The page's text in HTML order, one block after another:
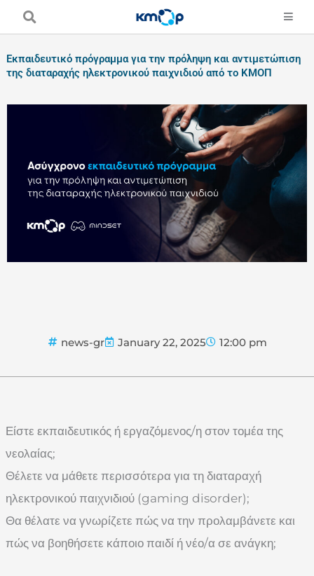
Εκπαιδευτικό πρόγραμμα για την πρόληψη και αντιμετώπιση
της διαταραχής ηλεκτρονικού παιχνιδιού από το ΚΜΟΠ
news-gr January 22, 2025 12:00 pm
Είστε εκπαιδευτικός ή εργαζόμενος/η στον τομέα της
νεολαίας;
Θέλετε να μάθετε περισσότερα για τη διαταραχή
ηλεκτρονικού παιχνιδιού (gaming disorder);
Θα θέλατε να γνωρίζετε πώς να την προλαμβάνετε και
πώς να βοηθήσετε κάποιο παιδί ή νέο/α σε ανάγκη;